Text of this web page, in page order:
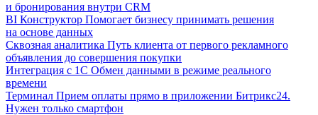
и бронирования внутри CRM
BI Конструктор Помогает бизнесу принимать решения
на основе данных
Сквозная аналитика Путь клиента от первого рекламного
объявления до совершения покупки
Интеграция с 1С Обмен данными в режиме реального
времени
Терминал Прием оплаты прямо в приложении Битрикс24.
Нужен только смартфон